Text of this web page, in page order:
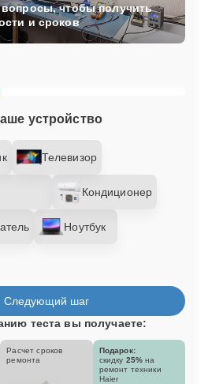
устройство
Телевизор
Кондиционер
Ноутбук
вопросы, чтобы получить
и сроков
Следующий шаг
теста вы получаете:
Расчет сроков
ремонта
Подарок:
скидку 25% на
ремонт техники
Haier